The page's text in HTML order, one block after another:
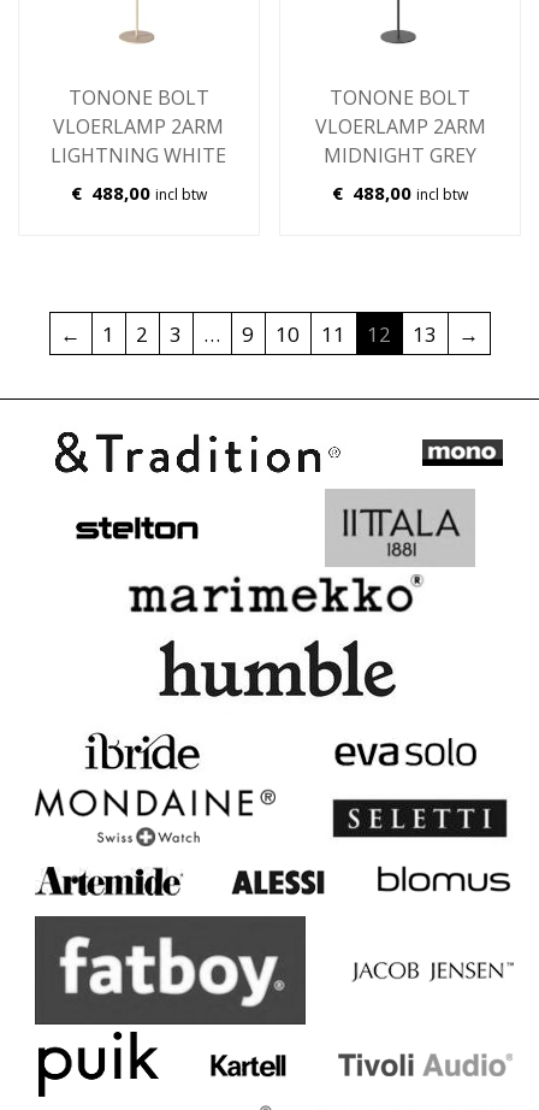
TONONE BOLT
VLOERLAMP 2ARM
LIGHTNING WHITE
€ 488,00 incl btw
TONONE BOLT
VLOERLAMP 2ARM
MIDNIGHT GREY
€ 488,00 incl btw
← 1 2 3 … 9 10 11 12 13 →